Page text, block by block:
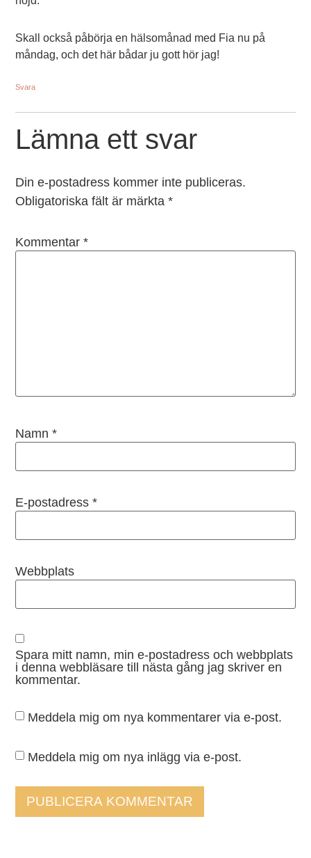
Skall också påbörja en hälsomånad med Fia nu på
måndag, och det här bådar ju gott hör jag!
Svara
Lämna ett svar
Din e-postadress kommer inte publiceras.
Obligatoriska fält är märkta*
Kommentar*
Namn*
E-postadress*
Webbplats
Spara mitt namn, min e-postadress och webbplats
i denna webbläsare till nästa gång jag skriver en
kommentar.
Meddela mig om nya kommentarer via e-post.
Meddela mig om nya inlägg via e-post.